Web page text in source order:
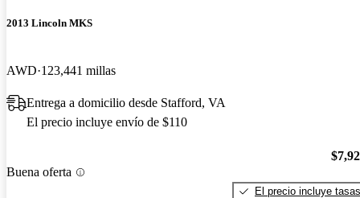
2013 Lincoln MKS
AWD 123,441 millas
Entrega a domicilio desde Stafford, VA
El precio incluye envío de $110
Buena oferta
El precio incluye tasas